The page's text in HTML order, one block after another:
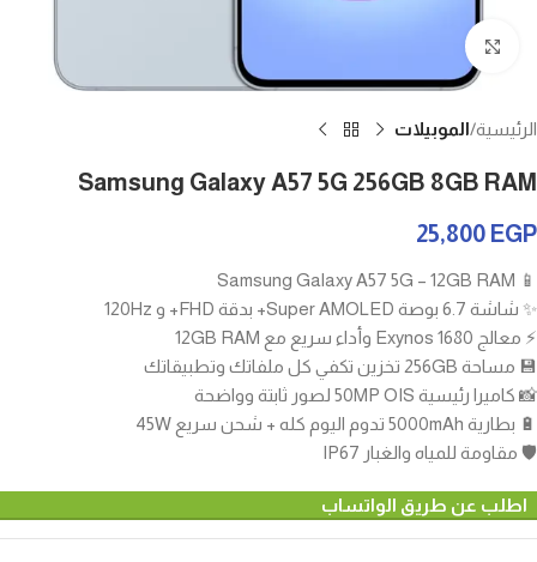
Click to enlarge
الرئيسية الموبيلات
Samsung Galaxy A57 5G 256GB 8GB RAM
25,800 EGP
📱 Samsung Galaxy A57 5G – 12GB RAM
✨ شاشة 6.7 بوصة Super AMOLED+ بدقة FHD+ و 120Hz
⚡ معالج Exynos 1680 وأداء سريع مع 12GB RAM
💾 مساحة 256GB تخزين تكفي كل ملفاتك وتطبيقاتك
📸 كاميرا رئيسية 50MP OIS لصور ثابتة وواضحة
🔋 بطارية 5000mAh تدوم اليوم كله + شحن سريع 45W
🛡️ مقاومة للمياه والغبار IP67
اطلب عن طريق الواتساب